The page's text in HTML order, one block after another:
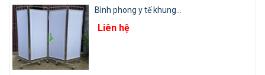
Bình phong y tế khung...
Liên hệ